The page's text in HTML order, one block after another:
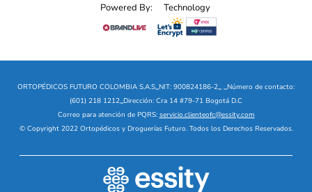
Powered By: Technology
ORTOPÉDICOS FUTURO COLOMBIA S.A.S_NIT: 900824186-2_ _Número de contacto:
(601) 218 1212_Dirección: Cra 14 #79-71 Bogotá D.C
Correo para atención de PQRS: servicio.clienteofc@essity.com
© Copyright 2022 Ortopédicos y Droguerías Futuro. Todos los Derechos Reservados.